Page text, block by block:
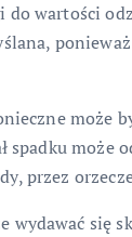
wartości
może
spadku może
przez
wydawać się